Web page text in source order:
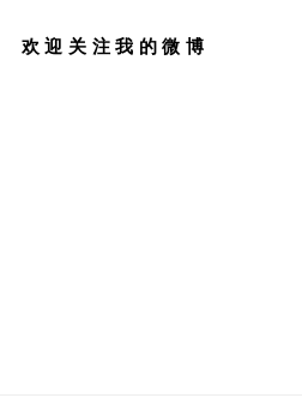
欢迎关注我的微博